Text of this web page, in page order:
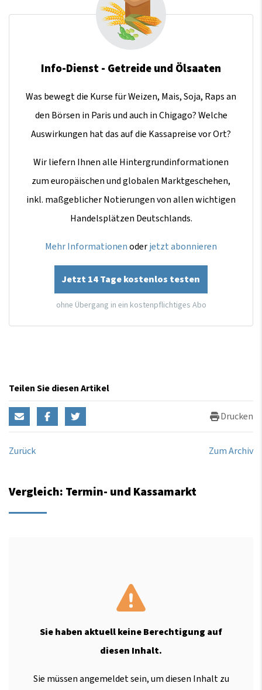
Info-Dienst - Getreide und Ölsaaten
Was bewegt die Kurse für Weizen, Mais, Soja, Raps an
den Börsen in Paris und auch in Chigago? Welche
Auswirkungen hat das auf die Kassapreise vor Ort?
Wir liefern Ihnen alle Hintergrundinformationen
zum europäischen und globalen Marktgeschehen,
inkl. maßgeblicher Notierungen von allen wichtigen
Handelsplätzen Deutschlands.
Mehr Informationenoderjetzt abonnieren
Jetzt 14 Tage kostenlos testen
ohne Übergang in ein kostenpflichtiges Abo
Teilen Sie diesen Artikel
Drucken
Zurück Zum Archiv
Vergleich: Termin- und Kassamarkt
Sie haben aktuell keine Berechtigung auf
diesen Inhalt.
Sie müssen angemeldet sein, um diesen Inhalt zu